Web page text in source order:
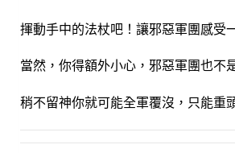
揮動手中的法杖吧！讓邪惡軍團感受
當然，你得額外小心，邪惡軍團也不
稍不留神你就可能全軍覆沒，只能重